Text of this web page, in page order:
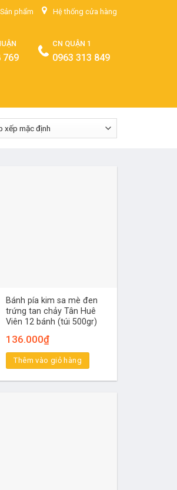
Sản phẩm Hệ thống cửa hàng
769
CN QUẬN 1
0963 313 849
Bánh pía kim sa mè đen
trứng tan chảy Tân Huê
Viên 12 bánh (túi 500gr)
136.000₫
Thêm vào giỏ hàng